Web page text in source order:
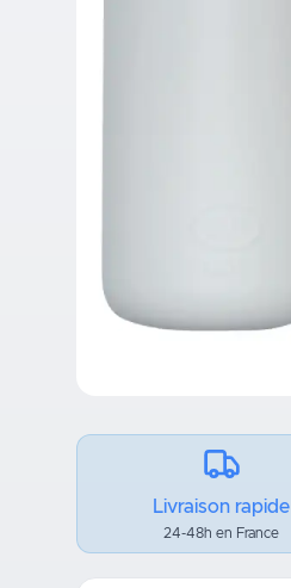
Livraison rapide
24-48h en France